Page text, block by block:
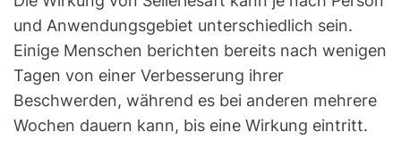
und Anwendungsgebiet unterschiedlich sein.
Einige Menschen berichten bereits nach wenigen
Tagen von einer Verbesserung ihrer
Beschwerden, während es bei anderen mehrere
Wochen dauern kann, bis eine Wirkung eintritt.